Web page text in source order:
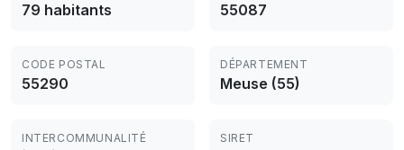
79 habitants 55087
CODE POSTAL
55290
DÉPARTEMENT
Meuse (55)
INTERCOMMUNALITÉ
SIRET